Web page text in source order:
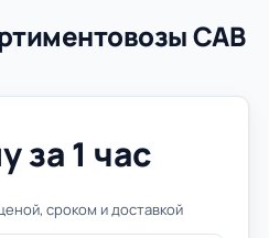
САВ
за 1 час
сроком и доставкой